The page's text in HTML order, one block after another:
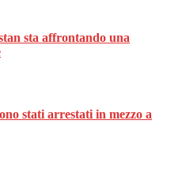
sta affrontando una
stati arrestati in mezzo a